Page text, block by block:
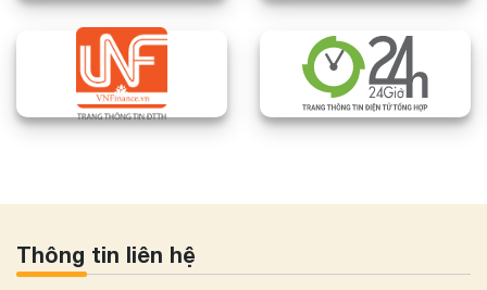
Thông tin liên hệ